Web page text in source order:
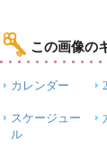
この画像の
カレンダー
スケージュー
ル